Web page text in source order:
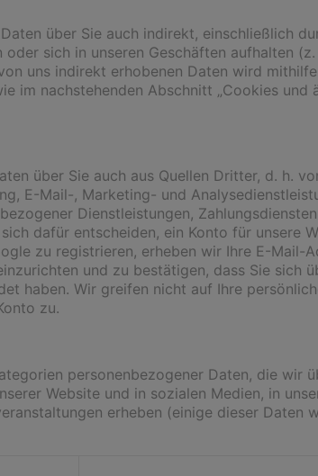
über Sie auch indirekt, einschließlich
sich in unseren Geschäften aufhalten
uns indirekt erhobenen Daten wird
im nachstehenden Abschnitt „Cookies und
über Sie auch aus Quellen Dritter, d. h.
E-Mail-, Marketing- und
Dienstleistungen,
dafür entscheiden, ein Konto für unsere
zu registrieren, erheben wir Ihre E-Mail-
und zu bestätigen, dass Sie sich
haben. Wir greifen nicht auf Ihre
zu.
personenbezogener Daten, die wir
Website und in sozialen Medien, in
erheben (einige dieser Daten